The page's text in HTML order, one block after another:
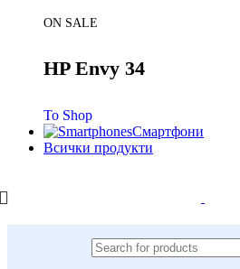
ON SALE
HP Envy 34
To Shop
Смартфони
Всички продукти